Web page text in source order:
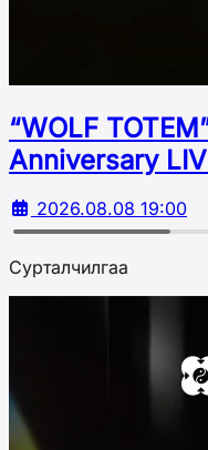
“WOLF
Аnniversary
2026.08.08 19:00
Сурталчилгаа